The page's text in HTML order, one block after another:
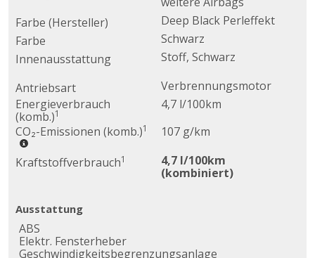
Farbe (Hersteller)
Deep Black Perleffekt
Farbe
Schwarz
Innenausstattung
Stoff, Schwarz
Antriebsart
Verbrennungsmotor
Energieverbrauch
(komb.)1
4,7 l/100km
CO₂-Emissionen (komb.)1
107 g/km
Kraftstoffverbrauch1
4,7 l/100km
(kombiniert)
Ausstattung
ABS
Elektr. Fensterheber
Geschwindigkeitsbegrenzungsanlage